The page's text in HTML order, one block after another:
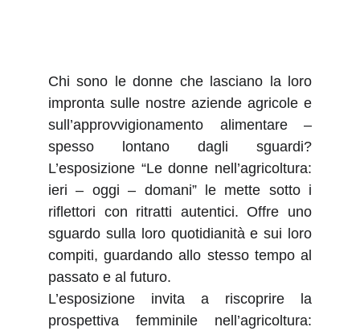
Chi sono le donne che lasciano la loro
impronta sulle nostre aziende agricole e
sull’approvvigionamento alimentare –
spesso lontano dagli sguardi?
L’esposizione “Le donne nell’agricoltura:
ieri – oggi – domani” le mette sotto i
riflettori con ritratti autentici. Offre uno
sguardo sulla loro quotidianità e sui loro
compiti, guardando allo stesso tempo al
passato e al futuro.
L’esposizione invita a riscoprire la
prospettiva femminile nell’agricoltura: